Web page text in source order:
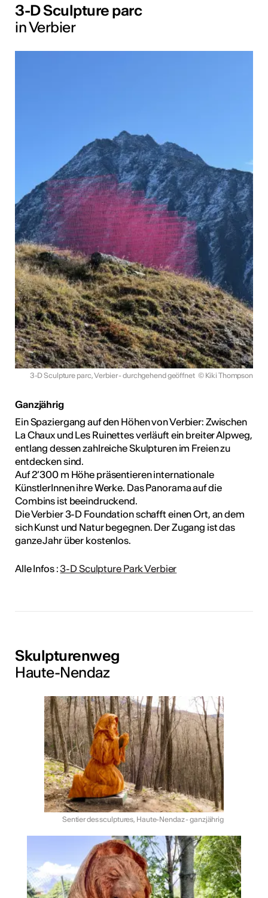
3-D Sculpture parc
in Verbier
3-D Sculpture parc, Verbier - durchgehend geöffnet © Kiki Thompson
Ganzjährig
Ein Spaziergang auf den Höhen von Verbier: Zwischen
La Chaux und Les Ruinettes verläuft ein breiter Alpweg,
entlang dessen zahlreiche Skulpturen im Freien zu
entdecken sind.
Auf 2’300 m Höhe präsentieren internationale
KünstlerInnen ihre Werke. Das Panorama auf die
Combins ist beeindruckend.
Die Verbier 3-D Foundation schafft einen Ort, an dem
sich Kunst und Natur begegnen. Der Zugang ist das
ganze Jahr über kostenlos.
Alle Infos :3-D Sculpture Park Verbier
Skulpturenweg
Haute-Nendaz
Sentier des sculptures, Haute-Nendaz - ganzjährig